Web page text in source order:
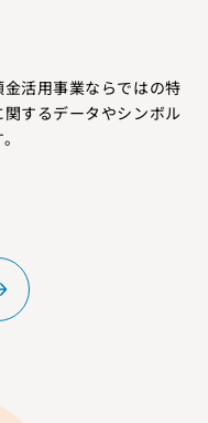
活用事業ならではの特
するデータやシンボル